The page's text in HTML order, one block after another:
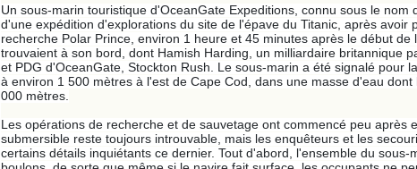
Un sous-marin touristique d'OceanGate Expeditions, connu sous le nom
d'une expédition d'explorations du site de l'épave du Titanic, après avoir
recherche Polar Prince, environ 1 heure et 45 minutes après le début
trouvaient à son bord, dont Hamish Harding, un milliardaire britannique
et PDG d'OceanGate, Stockton Rush. Le sous-marin a été signalé pour
à environ 1 500 mètres à l'est de Cape Cod, dans une masse d'eau
000 mètres.
Les opérations de recherche et de sauvetage ont commencé peu après
submersible reste toujours introuvable, mais les enquêteurs et les
certains détails inquiétants ce dernier. Tout d'abord, l'ensemble du